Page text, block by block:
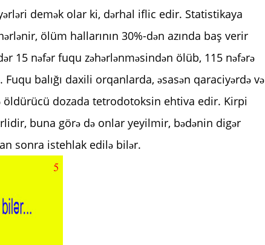
demək olar ki, dərhal iflic edir. Statistikaya
ölüm hallarının 30%-dən azında baş verir
15 nəfər fuqu zəhərlənməsindən ölüb, 115 nəfərə
balığı daxili orqanlarda, əsasən qaraciyərdə və
öldürücü dozada tetrodotoksin ehtiva edir. Kirpi
buna görə də onlar yeyilmir, bədənin digər
sonra istehlak edilə bilər.